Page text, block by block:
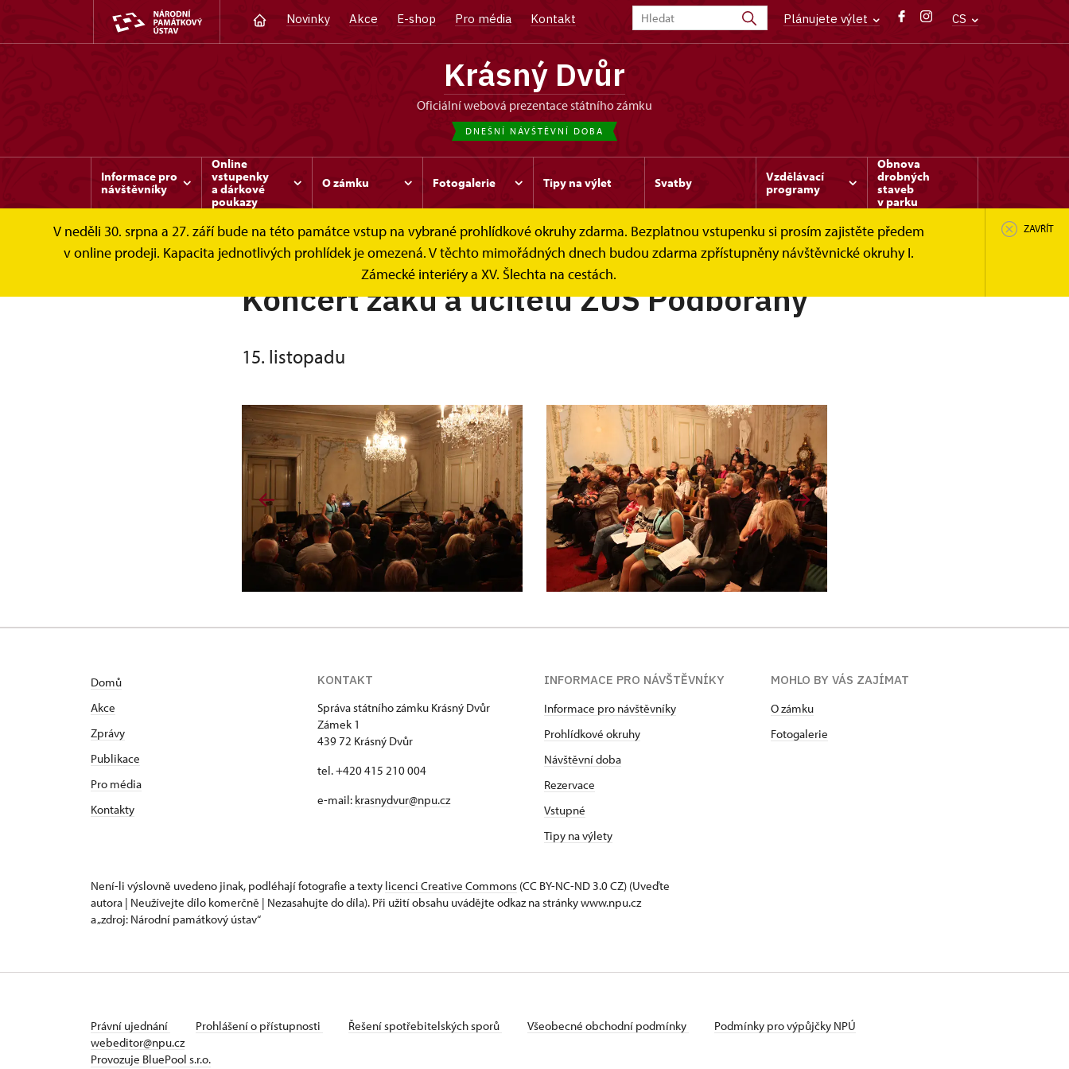
Novinky Akce E-shop Pro média Kontakt Plánujete výlet CS
Krásný Dvůr
oficiální webová prezentace státního zámku
DNEŠNÍ NÁVŠTĚVNÍ DOBA
Informace pro
návštěvníky
Online
vstupenky
a dárkové
poukazy
O zámku Fotogalerie Tipy na výlet Svatby
Vzdělávací
programy
Obnova
drobných
staveb
v parku
V neděli 30. srpna a 27. září bude na této památce vstup na vybrané prohlídkové okruhy zdarma. Bezplatnou vstupenku si prosím zajistěte předem
v online prodeji. Kapacita jednotlivých prohlídek je omezená. V těchto mimořádných dnech budou zdarma zpřístupněny návštěvnické okruhy I.
Zámecké interiéry a XV. Šlechta na cestách.
ZAVŘÍT
Koncert žáků a učitelů ZUŠ Podbořany
15. listopadu
Domů
Akce
Zprávy
Publikace
Pro média
Kontakty
KONTAKT
Správa státního zámku Krásný Dvůr
Zámek 1
439 72 Krásný Dvůr
tel. +420 415 210 004
e-mail: krasnydvur@npu.cz
INFORMACE PRO NÁVŠTĚVNÍKY
Informace pro návštěvníky
Prohlídkové okruhy
Návštěvní doba
Rezervace
Vstupné
Tipy na výlety
MOHLO BY VÁS ZAJÍMAT
O zámku
Fotogalerie
Není-li výslovně uvedeno jinak, podléhají fotografie a texty licenci Creative Commons (CC BY-NC-ND 3.0 CZ) (Uveďte
autora | Neužívejte dílo komerčně | Nezasahujte do díla). Při užití obsahu uvádějte odkaz na stránky www.npu.cz
a „zdroj: Národní památkový ústav“
Právní ujednání Prohlášení o přístupnosti Řešení spotřebitelských sporů Všeobecné obchodní podmínky
Podmínky pro výpůjčky NPÚ
webeditor@npu.cz
Provozuje BluePool s.r.o.